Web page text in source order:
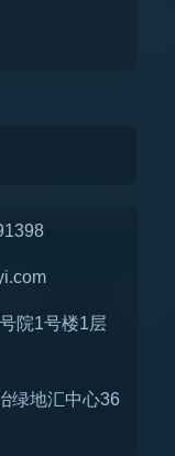
院1号楼1层
绿地汇中心36